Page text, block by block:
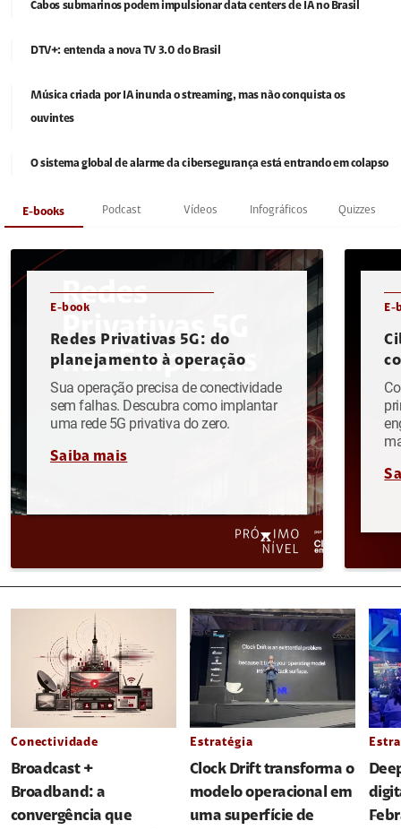
Cabos submarinos podem impulsionar data centers de IA no Brasil
DTV+: entenda a nova TV 3.0 do Brasil
Música criada por IA inunda o streaming, mas não conquista os
ouvintes
O sistema global de alarme da cibersegurança está entrando em colapso
E-books Podcast Vídeos Infográficos Quizzes
E-book
Redes Privativas 5G: do
planejamento à operação
Sua operação precisa de conectividade
sem falhas. Descubra como implantar
uma rede 5G privativa do zero.
Saiba mais
E-
Conectividade
Broadcast +
Broadband: a
convergência que
Estratégia
Clock Drift transforma o
modelo operacional em
uma superfície de